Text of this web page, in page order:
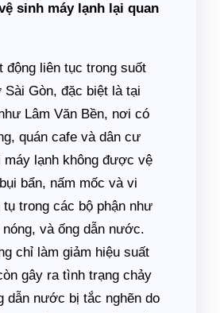
sinh máy lạnh lại quan
động liên tục trong suốt
Sài Gòn, đặc biệt là tại
Lâm Văn Bền, nơi có
quán cafe và dân cư
máy lạnh không được vệ
bẩn, nấm mốc và vi
trong các bộ phận như
và ống dẫn nước.
chỉ làm giảm hiệu suất
gây ra tình trạng chảy
dẫn nước bị tắc nghẽn do